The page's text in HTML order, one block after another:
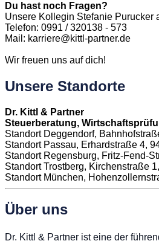
Du hast noch Fragen?
Unsere Kollegin Stefanie Purucker
Telefon: 0991 / 320138 - 573
Mail: karriere@kittl-partner.de
Wir freuen uns auf dich!
Unsere Standorte
Dr. Kittl & Partner
Steuerberatung,
Standort Deggendorf,
Standort Passau, Erhardstraße 4,
Standort Regensburg, Fritz-Fend-
Standort Trostberg, Kirchenstraße
Standort München,
Über uns
Dr. Kittl & Partner ist eine der